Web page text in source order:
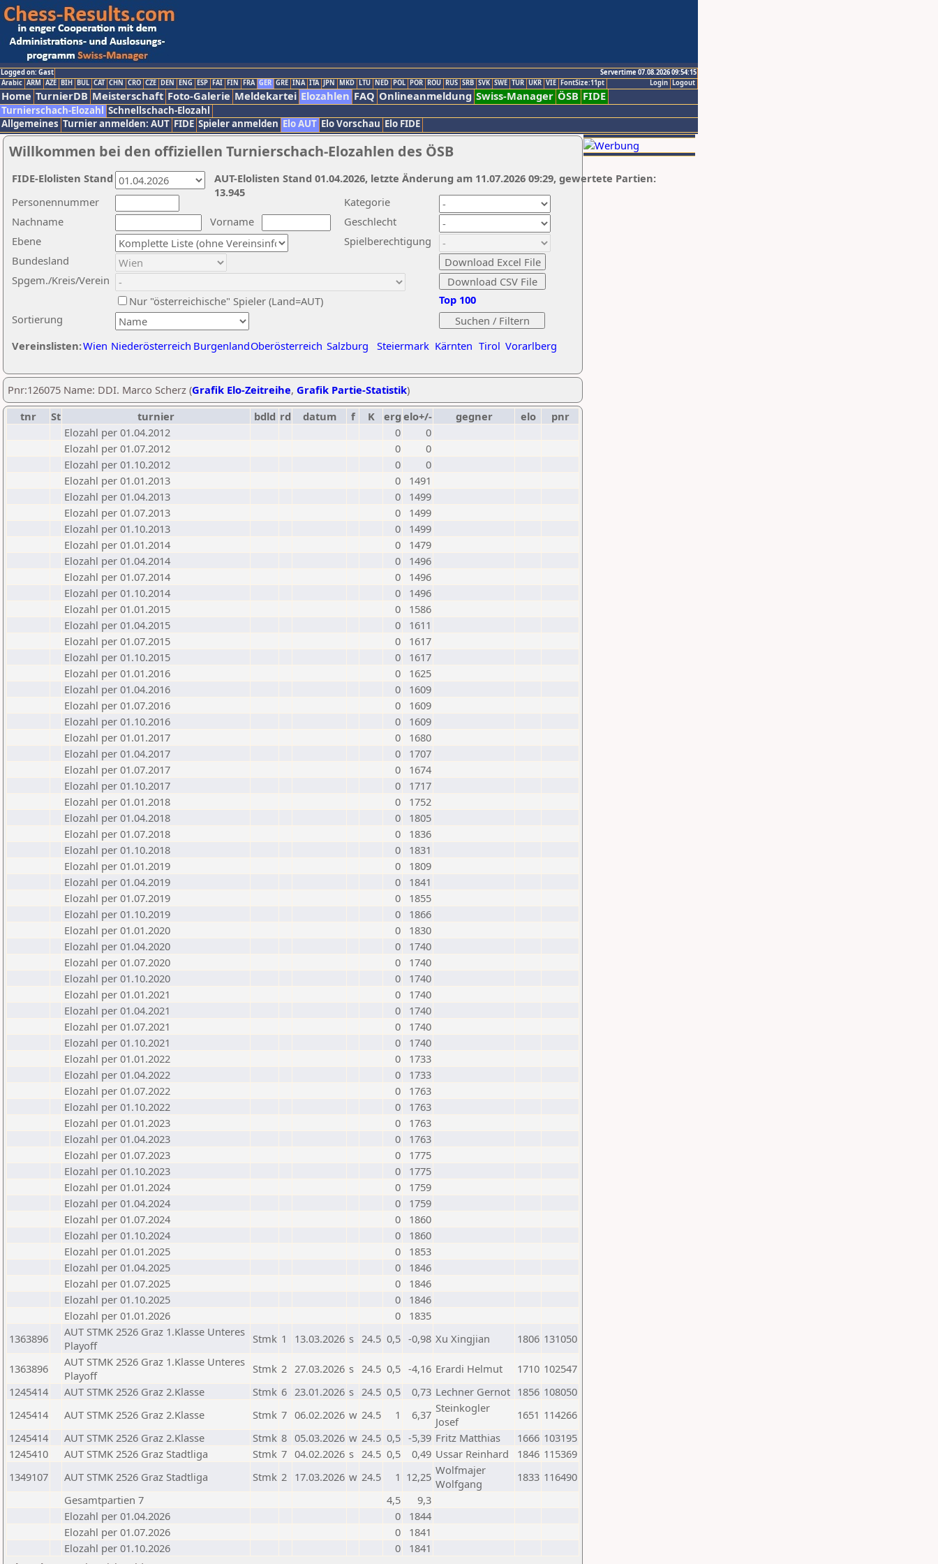
Logged on: Gast
Servertime 07.08.2026 09:54:15
Logout
Login
Arabic ARM AZE BIH BUL CAT CHN CRO CZE DEN ENG ESP FAI FIN FRA GER GRE INA ITA JPN MKD LTU NED POL POR ROU RUS SRB SVK SWE TUR UKR VIE FontSize:11pt
Home TurnierDB Meisterschaft Foto-Galerie Meldekartei Elozahlen FAQ Onlineanmeldung Swiss-Manager ÖSB FIDE
Turnierschach-Elozahl Schnellschach-Elozahl
Allgemeines Turnier anmelden: AUT FIDE Spieler anmelden Elo AUT Elo Vorschau Elo FIDE
Willkommen bei den offiziellen Turnierschach-Elozahlen des ÖSB
Nachname
Vorname
Ebene
Kategorie
Sortierung
Personennummer
Bundesland
Spgem./Kreis/Verein
Geschlecht
Nur "österreichische" Spieler (Land=AUT)
Spielberechtigung
Vereinslisten:Wien Niederösterreich BurgenlandOberösterreich Salzburg Steiermark Kärnten Tirol Vorarlberg
Top 100
AUT-Elolisten Stand 01.04.2026, letzte Änderung am 11.07.2026 09:29, gewertete Partien:
13.945
FIDE-Elolisten Stand
Pnr:126075 Name: DDI. Marco Scherz (Grafik Elo-Zeitreihe, Grafik Partie-Statistik)
tnr
St turnier bdld rd datum f K erg elo+/- gegner elo
pnr
Elozahl per 01.04.2012
0
0
Elozahl per 01.07.2012
0
0
Elozahl per 01.10.2012
0
0
Elozahl per 01.01.2013
0
1491
Elozahl per 01.04.2013
0
1499
Elozahl per 01.07.2013
0
1499
Elozahl per 01.10.2013
0
1499
Elozahl per 01.01.2014
0
1479
Elozahl per 01.04.2014
0
1496
Elozahl per 01.07.2014
0
1496
Elozahl per 01.10.2014
0
1496
Elozahl per 01.01.2015
0
1586
Elozahl per 01.04.2015
0
1611
Elozahl per 01.07.2015
0
1617
Elozahl per 01.10.2015
0
1617
Elozahl per 01.01.2016
0
1625
Elozahl per 01.04.2016
0
1609
Elozahl per 01.07.2016
0
1609
Elozahl per 01.10.2016
0
1609
Elozahl per 01.01.2017
0
1680
Elozahl per 01.04.2017
0
1707
Elozahl per 01.07.2017
0
1674
Elozahl per 01.10.2017
0
1717
Elozahl per 01.01.2018
0
1752
Elozahl per 01.04.2018
0
1805
Elozahl per 01.07.2018
0
1836
Elozahl per 01.10.2018
0
1831
Elozahl per 01.01.2019
0
1809
Elozahl per 01.04.2019
0
1841
Elozahl per 01.07.2019
0
1855
Elozahl per 01.10.2019
0
1866
Elozahl per 01.01.2020
0
1830
Elozahl per 01.04.2020
0
1740
Elozahl per 01.07.2020
0
1740
Elozahl per 01.10.2020
0
1740
Elozahl per 01.01.2021
0
1740
Elozahl per 01.04.2021
0
1740
Elozahl per 01.07.2021
0
1740
Elozahl per 01.10.2021
0
1740
Elozahl per 01.01.2022
0
1733
Elozahl per 01.04.2022
0
1733
Elozahl per 01.07.2022
0
1763
Elozahl per 01.10.2022
0
1763
Elozahl per 01.01.2023
0
1763
Elozahl per 01.04.2023
0
1763
Elozahl per 01.07.2023
0
1775
Elozahl per 01.10.2023
0
1775
Elozahl per 01.01.2024
0
1759
Elozahl per 01.04.2024
0
1759
Elozahl per 01.07.2024
0
1860
Elozahl per 01.10.2024
0
1860
Elozahl per 01.01.2025
0
1853
Elozahl per 01.04.2025
0
1846
Elozahl per 01.07.2025
0
1846
Elozahl per 01.10.2025
0
1846
Elozahl per 01.01.2026
0
1835
1363896
AUT STMK 2526 Graz 1.Klasse Unteres
Playoff
Stmk 1 13.03.2026 s 24.5 0,5 -0,98 Xu Xingjian 1806 131050
1363896
AUT STMK 2526 Graz 1.Klasse Unteres
Playoff
Stmk 2 27.03.2026 s 24.5 0,5 -4,16 Erardi Helmut 1710 102547
1245414
AUT STMK 2526 Graz 2.Klasse Stmk 6 23.01.2026 s 24.5 0,5 0,73 Lechner Gernot 1856 108050
1245414
AUT STMK 2526 Graz 2.Klasse Stmk 7 06.02.2026 w 24.5 1 6,37 Steinkogler
Josef
1651 114266
1245414
AUT STMK 2526 Graz 2.Klasse Stmk 8 05.03.2026 w 24.5 0,5 -5,39 Fritz Matthias 1666 103195
1245410
AUT STMK 2526 Graz Stadtliga Stmk 7 04.02.2026 s 24.5 0,5 0,49 Ussar Reinhard 1846 115369
1349107
AUT STMK 2526 Graz Stadtliga Stmk 2 17.03.2026 w 24.5 1 12,25 Wolfmajer
Wolfgang
1833 116490
Gesamtpartien 7
4,5
9,3
Elozahl per 01.04.2026
0
1844
Elozahl per 01.07.2026
0
1841
Elozahl per 01.10.2026
0
1841